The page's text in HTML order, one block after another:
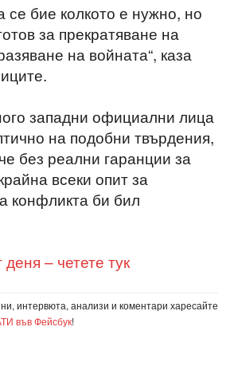
се бие колкото е нужно, но
за прекратяване на
на войната“, каза
западни официални лица
на подобни твърдения,
без реални гаранции за
всеки опит за
конфликта би бил
– четете тук
интервюта, анализи и коментари харесайте
във Фейсбук!